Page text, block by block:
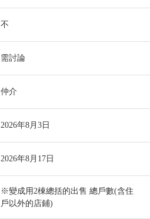
不
需討論
仲介
2026年8月3日
2026年8月17日
※變成用2棟總括的出售 總戶數(含住
戶以外的店鋪)